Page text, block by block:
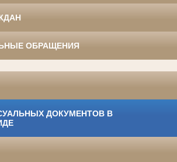
ОБРАЩЕНИЯ
ДОКУМЕНТОВ В